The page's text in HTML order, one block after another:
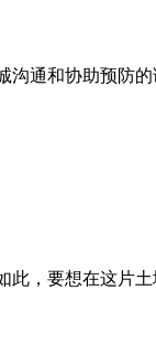
通和协助预防
，要想在这片